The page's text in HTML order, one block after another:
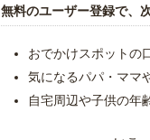
無料のユーザー登録で、
おでかけスポットの
気になるパパ・ママ
自宅周辺や子供の年